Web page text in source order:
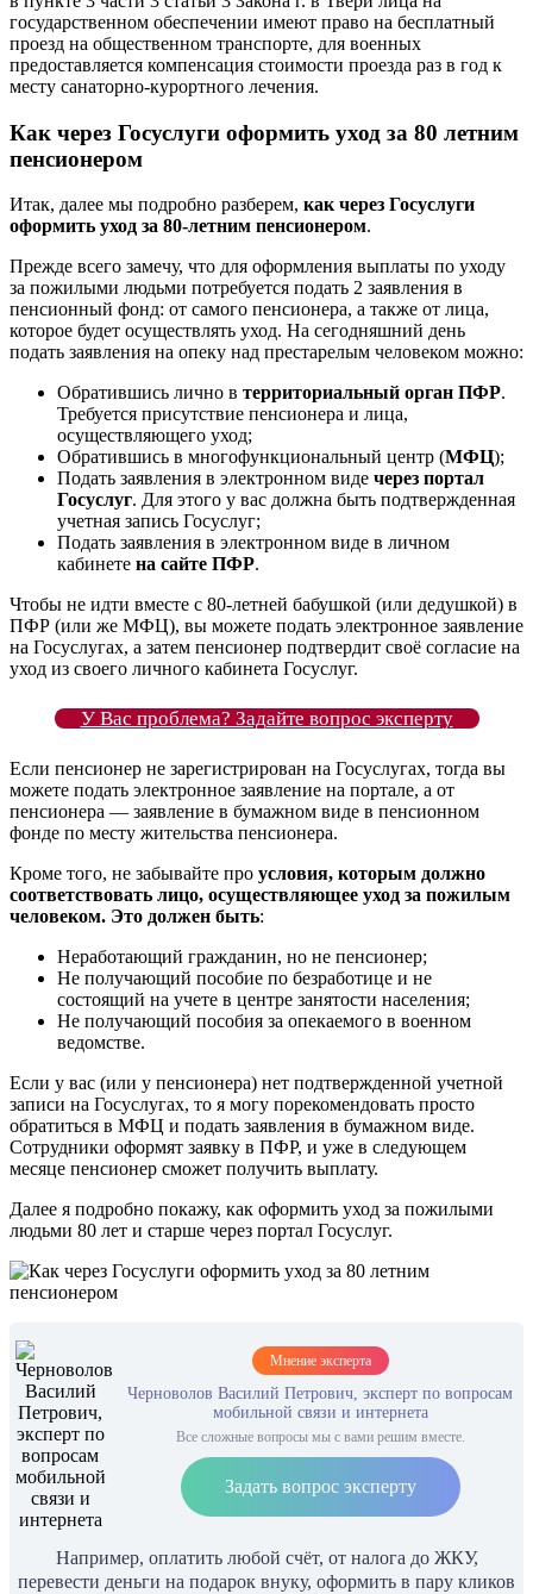
государственном обеспечении имеют право на бесплатный
проезд на общественном транспорте, для военных
предоставляется компенсация стоимости проезда раз в год к
месту санаторно-курортного лечения.
Как через Госуслуги оформить уход за 80 летним
пенсионером
Итак, далее мы подробно разберем, как через Госуслуги
оформить уход за 80-летним пенсионером.
Прежде всего замечу, что для оформления выплаты по уходу
за пожилыми людьми потребуется подать 2 заявления в
пенсионный фонд: от самого пенсионера, а также от лица,
которое будет осуществлять уход. На сегодняшний день
подать заявления на опеку над престарелым человеком можно:
Обратившись лично в территориальный орган ПФР.
Требуется присутствие пенсионера и лица,
осуществляющего уход;
Обратившись в многофункциональный центр (МФЦ);
Подать заявления в электронном виде через портал
Госуслуг. Для этого у вас должна быть подтвержденная
учетная запись Госуслуг;
Подать заявления в электронном виде в личном
кабинете на сайте ПФР.
Чтобы не идти вместе с 80-летней бабушкой (или дедушкой) в
ПФР (или же МФЦ), вы можете подать электронное заявление
на Госуслугах, а затем пенсионер подтвердит своё согласие на
уход из своего личного кабинета Госуслуг.
У Вас проблема? Задайте вопрос эксперту
Если пенсионер не зарегистрирован на Госуслугах, тогда вы
можете подать электронное заявление на портале, а от
пенсионера — заявление в бумажном виде в пенсионном
фонде по месту жительства пенсионера.
Кроме того, не забывайте про условия, которым должно
соответствовать лицо, осуществляющее уход за пожилым
человеком. Это должен быть:
Неработающий гражданин, но не пенсионер;
Не получающий пособие по безработице и не
состоящий на учете в центре занятости населения;
Не получающий пособия за опекаемого в военном
ведомстве.
Если у вас (или у пенсионера) нет подтвержденной учетной
записи на Госуслугах, то я могу порекомендовать просто
обратиться в МФЦ и подать заявления в бумажном виде.
Сотрудники оформят заявку в ПФР, и уже в следующем
месяце пенсионер сможет получить выплату.
Далее я подробно покажу, как оформить уход за пожилыми
людьми 80 лет и старше через портал Госуслуг.
Мнение эксперта
Черноволов Василий Петрович, эксперт по вопросам
мобильной связи и интернета
Все сложные вопросы мы с вами решим вместе.
Задать вопрос эксперту
Например, оплатить любой счёт, от налога до ЖКУ,
перевести деньги на подарок внуку, оформить в пару кликов